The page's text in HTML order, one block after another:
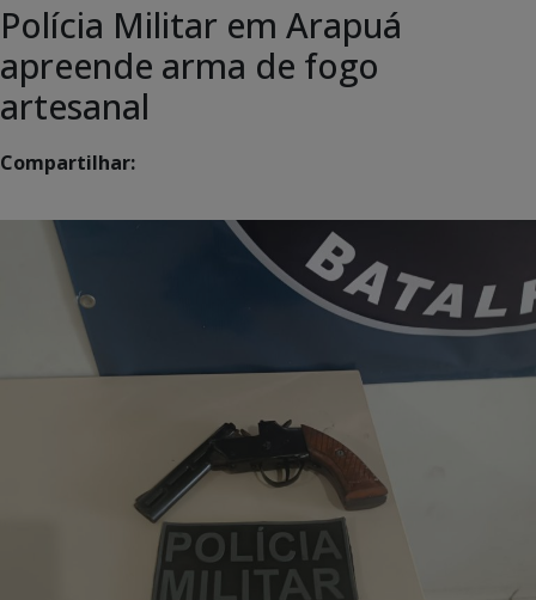
Polícia Militar em Arapuá
apreende arma de fogo
artesanal
Compartilhar: